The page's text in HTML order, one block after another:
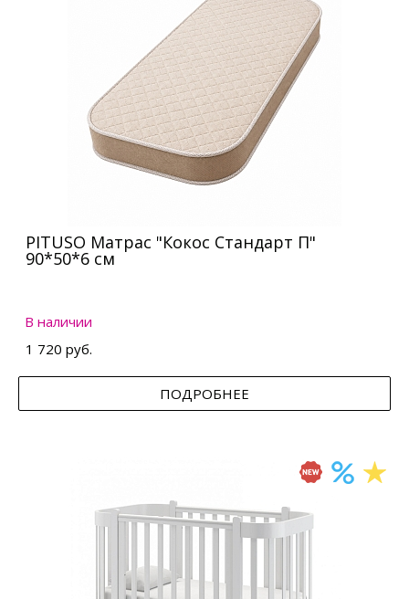
PITUSO Матрас "Кокос Стандарт П"
90*50*6 см
В наличии
1 720 руб.
ПОДРОБНЕЕ